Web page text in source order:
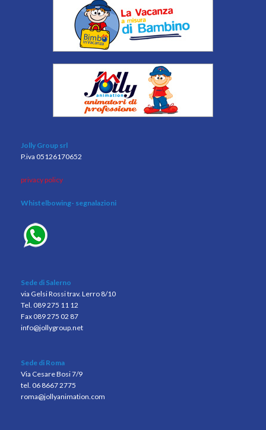
Jolly Group srl
P.iva 05126170652
privacy policy
Whistelbowing- segnalazioni
Sede di Salerno
via Gelsi Rossi trav. Lerro 8/10
Tel. 089 275 11 12
Fax 089 275 02 87
info@jollygroup.net
Sede di Roma
Via Cesare Bosi 7/9
tel. 06 8667 2775
roma@jollyanimation.com